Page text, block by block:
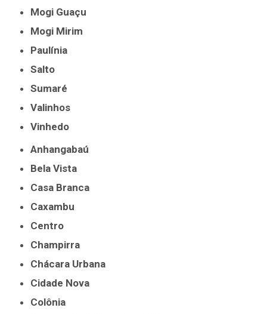
Mogi Guaçu
Mogi Mirim
Paulínia
Salto
Sumaré
Valinhos
Vinhedo
Anhangabaú
Bela Vista
Casa Branca
Caxambu
Centro
Champirra
Chácara Urbana
Cidade Nova
Colônia